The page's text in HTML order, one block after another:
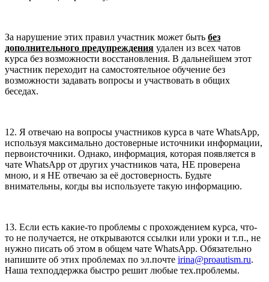
За нарушение этих правил участник может быть без
дополнительного предупреждения удален из всех чатов
курса без возможности восстановления. В дальнейшем этот
участник переходит на самостоятельное обучение без
возможности задавать вопросы и участвовать в общих
беседах.
12. Я отвечаю на вопросы участников курса в чате WhatsApp,
используя максимально достоверные источники информации,
первоисточники. Однако, информация, которая появляется в
чате WhatsApp от других участников чата, НЕ проверена
мною, и я НЕ отвечаю за её достоверность. Будьте
внимательны, когды вы используете такую информацию.
13. Если есть какие-то проблемы с прохождением курса, что-
то не получается, не открываются ссылки или уроки и т.п., не
нужно писать об этом в общем чате WhatsApp. Обязательно
напишите об этих проблемах по эл.почте irina@proautism.ru.
Наша техподдержка быстро решит любые тех.проблемы.